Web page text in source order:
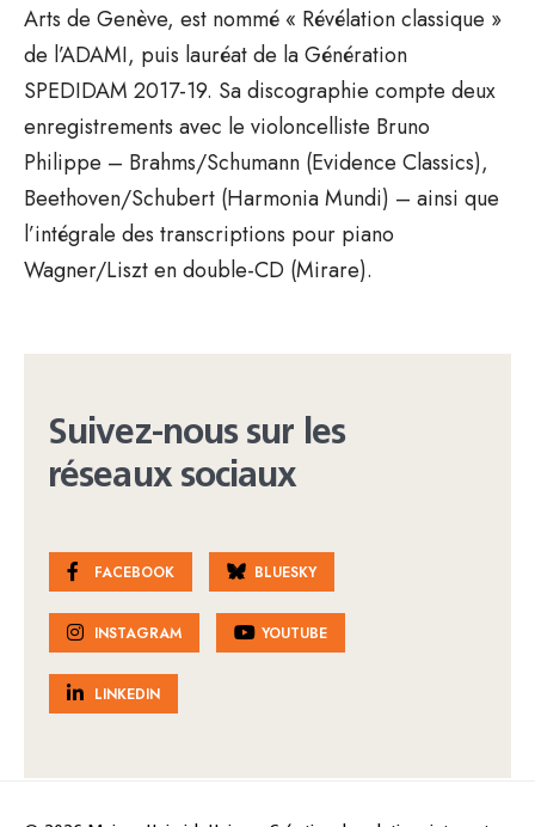
Arts de Genève, est nommé « Révélation classique »
de l’ADAMI, puis lauréat de la Génération
SPEDIDAM 2017-19. Sa discographie compte deux
enregistrements avec le violoncelliste Bruno
Philippe – Brahms/Schumann (Evidence Classics),
Beethoven/Schubert (Harmonia Mundi) – ainsi que
l’intégrale des transcriptions pour piano
Wagner/Liszt en double-CD (Mirare).
Suivez-nous sur les
réseaux sociaux
FACEBOOK BLUESKY
INSTAGRAM YOUTUBE
LINKEDIN